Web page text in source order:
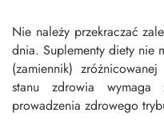
Nie należy przekraczać
dnia. Suplementy diety nie
(zamiennik)
stanu zdrowia wymaga
prowadzenia zdrowego